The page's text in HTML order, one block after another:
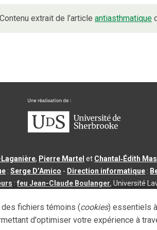
Contenu extrait de l’article antiasthmatique
, Pierre Martel et Chantal‑Édith
:Serge D’Amico - Direction informatique :
:feu Jean-Claude Boulanger, Université
de Sherbrooke |3.2.2- Dernière mise à
fichiers témoins (cookies) essentiels
d'optimiser votre expérience à